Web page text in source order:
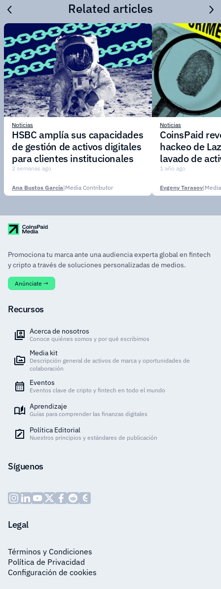
Related articles
Noticias
HSBC amplía sus capacidades
de gestión de activos digitales
para clientes institucionales
2 semanas ago
Ana Bustos García|Media Contributor
Noticias
CoinsPaid
hackeo de
lavado de
1 año ago
Evgeny Tarasov|
Promociona tu marca ante una audiencia experta global en fintech
y cripto a través de soluciones personalizadas de medios.
Anúnciate →
Recursos
Acerca de nosotros
Conoce quiénes somos y por qué escribimos
Media kit
Descripción general de activos de marca y oportunidades de
colaboración
Eventos
Eventos clave de cripto y fintech en todo el mundo
Aprendizaje
Guías para comprender las finanzas digitales
Política Editorial
Nuestros principios y estándares de publicación
Síguenos
Legal
Términos y Condiciones
Política de Privacidad
Configuración de cookies